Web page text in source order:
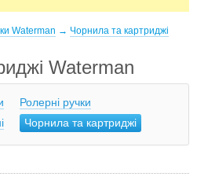
Waterman → Чорнила та картриджі
Waterman
Ролерні ручки
Чорнила та картриджі